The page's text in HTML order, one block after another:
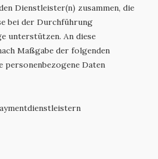
Dienstleister(n) zusammen, die
bei der Durchführung
unterstützen. An diese
Maßgabe der folgenden
personenbezogene Daten